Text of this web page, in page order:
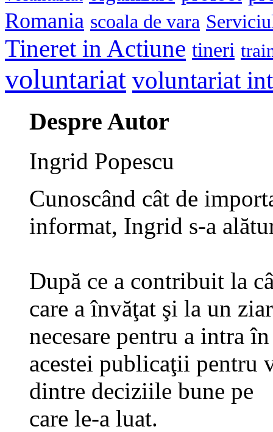
Romania scoala de vara
Tineret in Actiune tineri
voluntariat voluntariat
Despre Autor
Ingrid Popescu
Cunoscând cât de
informat, Ingrid s-a
După ce a contribuit la
care a învăţat şi la un
necesare pentru a intra
acestei publicaţii pentru
dintre deciziile bune pe
care le-a luat.